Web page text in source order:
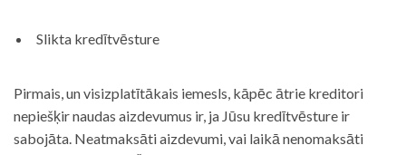
Slikta kredītvēsture
Pirmais, un visizplatītākais iemesls, kāpēc ātrie kreditori
nepiešķir naudas aizdevumus ir, ja Jūsu kredītvēsture ir
sabojāta. Neatmaksāti aizdevumi, vai laikā nenomaksāti